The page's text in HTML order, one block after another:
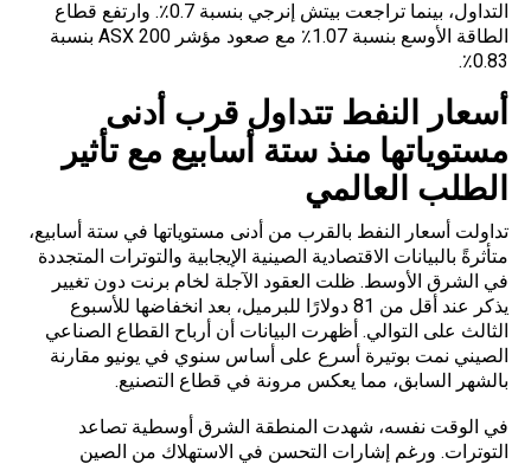
التداول، بينما تراجعت بيتش إنرجي بنسبة 0.7٪. وارتفع قطاع
الطاقة الأوسع بنسبة 1.07٪ مع صعود مؤشر ASX 200 بنسبة
0.83٪.
أسعار النفط تتداول قرب أدنى
مستوياتها منذ ستة أسابيع مع تأثير
الطلب العالمي
تداولت أسعار النفط بالقرب من أدنى مستوياتها في ستة أسابيع،
متأثرةً بالبيانات الاقتصادية الصينية الإيجابية والتوترات المتجددة
في الشرق الأوسط. ظلت العقود الآجلة لخام برنت دون تغيير
يذكر عند أقل من 81 دولارًا للبرميل، بعد انخفاضها للأسبوع
الثالث على التوالي. أظهرت البيانات أن أرباح القطاع الصناعي
الصيني نمت بوتيرة أسرع على أساس سنوي في يونيو مقارنة
بالشهر السابق، مما يعكس مرونة في قطاع التصنيع.
في الوقت نفسه، شهدت المنطقة الشرق أوسطية تصاعد
التوترات. ورغم إشارات التحسن في الاستهلاك من الصين